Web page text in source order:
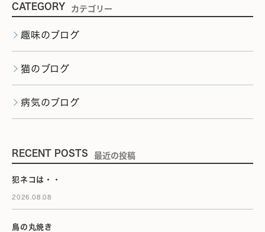
CATEGORY カテゴリー
趣味のブログ
猫のブログ
病気のブログ
RECENT POSTS 最近の投稿
犯ネコは・・
2026.08.08
鳥の丸焼き